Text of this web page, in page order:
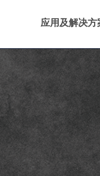
应用及解决方